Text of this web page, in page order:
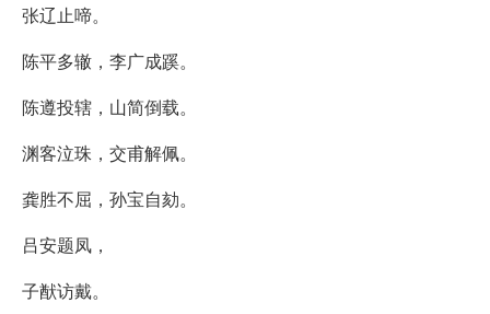
张辽止啼。
陈平多辙，李广成蹊。
陈遵投辖，山简倒载。
渊客泣珠，交甫解佩。
龚胜不屈，孙宝自劾。
吕安题凤，
子猷访戴。